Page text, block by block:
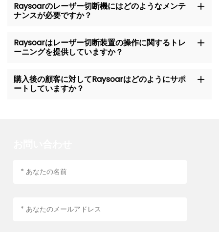
Raysoarのレーザー切断機にはどのようなメンテ
ナンスが必要ですか？
Raysoarはレーザー切断装置の操作に関するトレ
ーニングを提供していますか？
購入後の顧客に対してRaysoarはどのようにサポ
ートしていますか？